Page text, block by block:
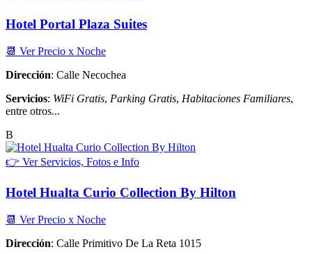
Hotel Portal Plaza Suites
📆 Ver Precio x Noche
Dirección: Calle Necochea
Servicios: WiFi Gratis, Parking Gratis, Habitaciones Familiares,
entre otros...
B
👉 Ver Servicios, Fotos e Info
Hotel Hualta Curio Collection By Hilton
📆 Ver Precio x Noche
Dirección: Calle Primitivo De La Reta 1015